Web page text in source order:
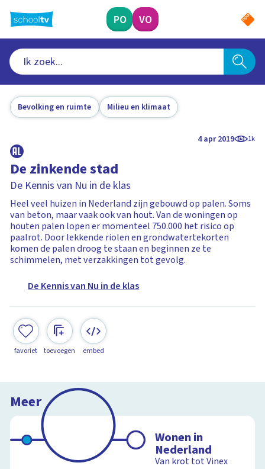
naar
hoofdinhoud
PO VO
Bevolking en ruimte Milieu en klimaat
4 apr 2019 1k
De zinkende stad
De Kennis van Nu in de klas
Heel veel huizen in Nederland zijn gebouwd op palen. Soms
van beton, maar vaak ook van hout. Van de woningen op
houten palen lopen er momenteel 750.000 het risico op
paalrot. Door lekkende riolen en grondwatertekorten
komen de palen droog te staan en beginnen ze te
schimmelen, met verzakkingen tot gevolg.
De Kennis van Nu in de klas
favoriet toevoegen embed
Meer
Wonen in
Nederland
Van krot tot Vinex